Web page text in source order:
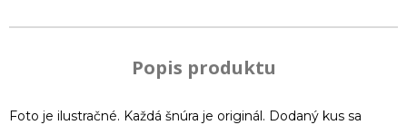
Popis produktu
Foto je ilustračné. Každá šnúra je originál. Dodaný kus sa